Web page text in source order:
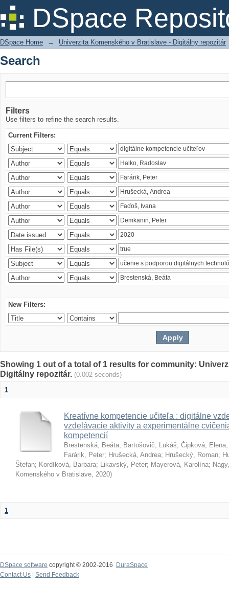
DSpace
Search
DSpace Home → Univerzita Komenského v Bratislave - Digitálny repozitár
Search
Filters
Use filters to refine the search results.
Current Filters:
New Filters:
Showing 1 out of a total of 1 results for community:
Digitálny repozitár. (0.002 seconds)
1
Kreatívne kompetencie učiteľa : digitálne
vzdelávacie aktivity a experimentálne
kompetencií
Brestenská, Beáta; Bartošovič, Lukáš; Čipková, Elena
Farárik, Peter; Hrušecká, Andrea; Hrušecký, Roman;
Štefan; Kordíková, Barbara; Likavský, Peter; Mayerová, Karolína;
Komenského v Bratislave, 2020)
1
DSpace software copyright © 2002-2016
DuraSpace
Contact Us
Send Feedback